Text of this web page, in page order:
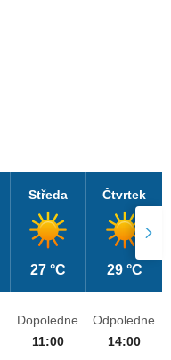
Středa
27 °C
Čtvrtek
29 °C
Dopoledne
11:00
Odpoledne
14:00